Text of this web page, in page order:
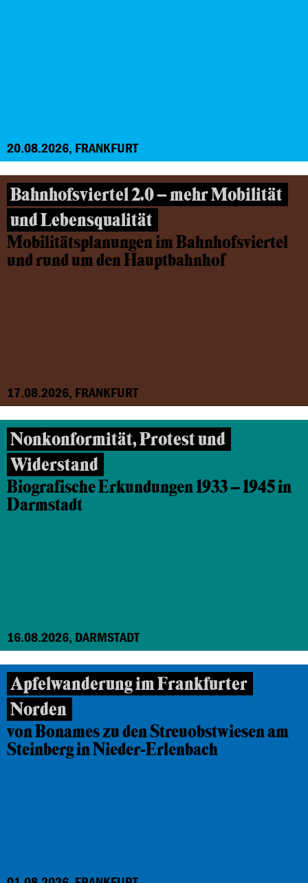
20.08.2026, FRANKFURT
Bahnhofsviertel 2.0 – mehr Mobilität
und Lebensqualität
Mobilitätsplanungen im Bahnhofsviertel
und rund um den Hauptbahnhof
17.08.2026, FRANKFURT
Nonkonformität, Protest und
Widerstand
Biografische Erkundungen 1933 – 1945 in
Darmstadt
16.08.2026, DARMSTADT
Apfelwanderung im Frankfurter
Norden
von Bonames zu den Streuobstwiesen am
Steinberg in Nieder-Erlenbach